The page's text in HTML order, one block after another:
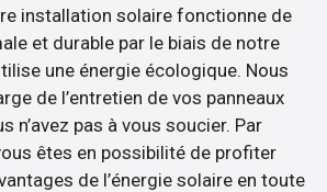
installation solaire fonctionne de
et durable par le biais de notre
une énergie écologique. Nous
de l’entretien de vos panneaux
n’avez pas à vous soucier. Par
êtes en possibilité de profiter
de l’énergie solaire en toute